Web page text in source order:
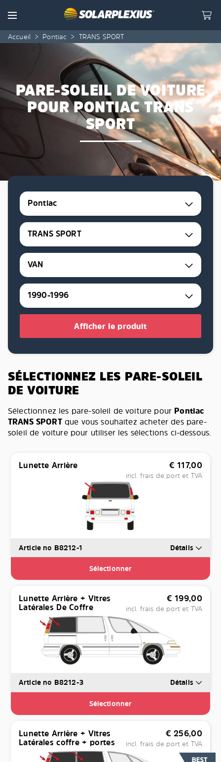
Menu
Accueil > Pontiac > TRANS SPORT
PARE-SOLEIL DE VOITURE
POUR PONTIAC TRANS
SPORT
Pontiac
TRANS SPORT
VAN
1990-1996
Afficher le produit
SÉLECTIONNEZ LES PARE-SOLEIL
DE VOITURE
Sélectionnez les pare-soleil de voiture pour Pontiac
TRANS SPORTque vous souhaitez acheter des pare-
soleil de voiture pour utiliser les sélections ci-dessous.
Lunette Arrière € 117,00
incl. frais de port et TVA
Article no B8212-1 Détails
Sélectionner
Lunette Arrière + Vitres
Latérales De Coffre
€ 199,00
incl. frais de port et TVA
Article no B8212-3 Détails
Sélectionner
Lunette Arrière + Vitres
Latérales coffre + portes
€ 256,00
incl. frais de port et TVA